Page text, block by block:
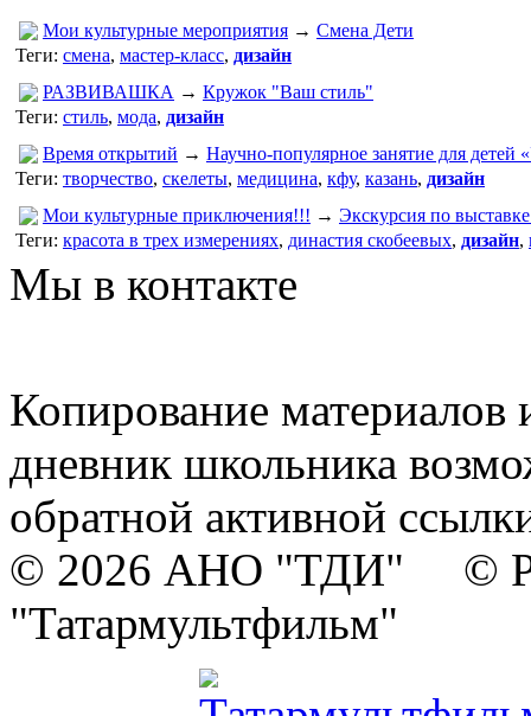
Мои культурные мероприятия → Смена Дети
Теги: смена, мастер-класс, дизайн
РАЗВИВАШКА → Кружок "Ваш стиль"
Теги: стиль, мода, дизайн
Время открытий → Научно-популярное занятие для детей
Теги: творчество, скелеты, медицина, кфу, казань, дизайн
Мои культурные приключения!!! → Экскурсия по
Теги: красота в трех измерениях, династия скобеевых, дизайн,
Мы в контакте
Копирование материалов
дневник школьника
обратной активной
© 2026 АНО "ТДИ" ©
"Татармультфильм"